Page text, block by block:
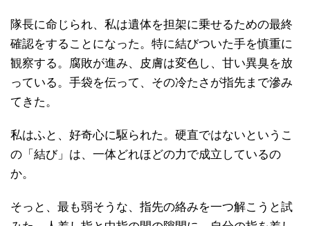
隊長に命じられ、私は遺体を担架に乗せるための最終
確認をすることになった。特に結びついた手を慎重に
観察する。腐敗が進み、皮膚は変色し、甘い異臭を放
っている。手袋を伝って、その冷たさが指先まで滲み
てきた。
私はふと、好奇心に駆られた。硬直ではないというこ
の「結び」は、一体どれほどの力で成立しているの
か。
そっと、最も弱そうな、指先の絡みを一つ解こうと試